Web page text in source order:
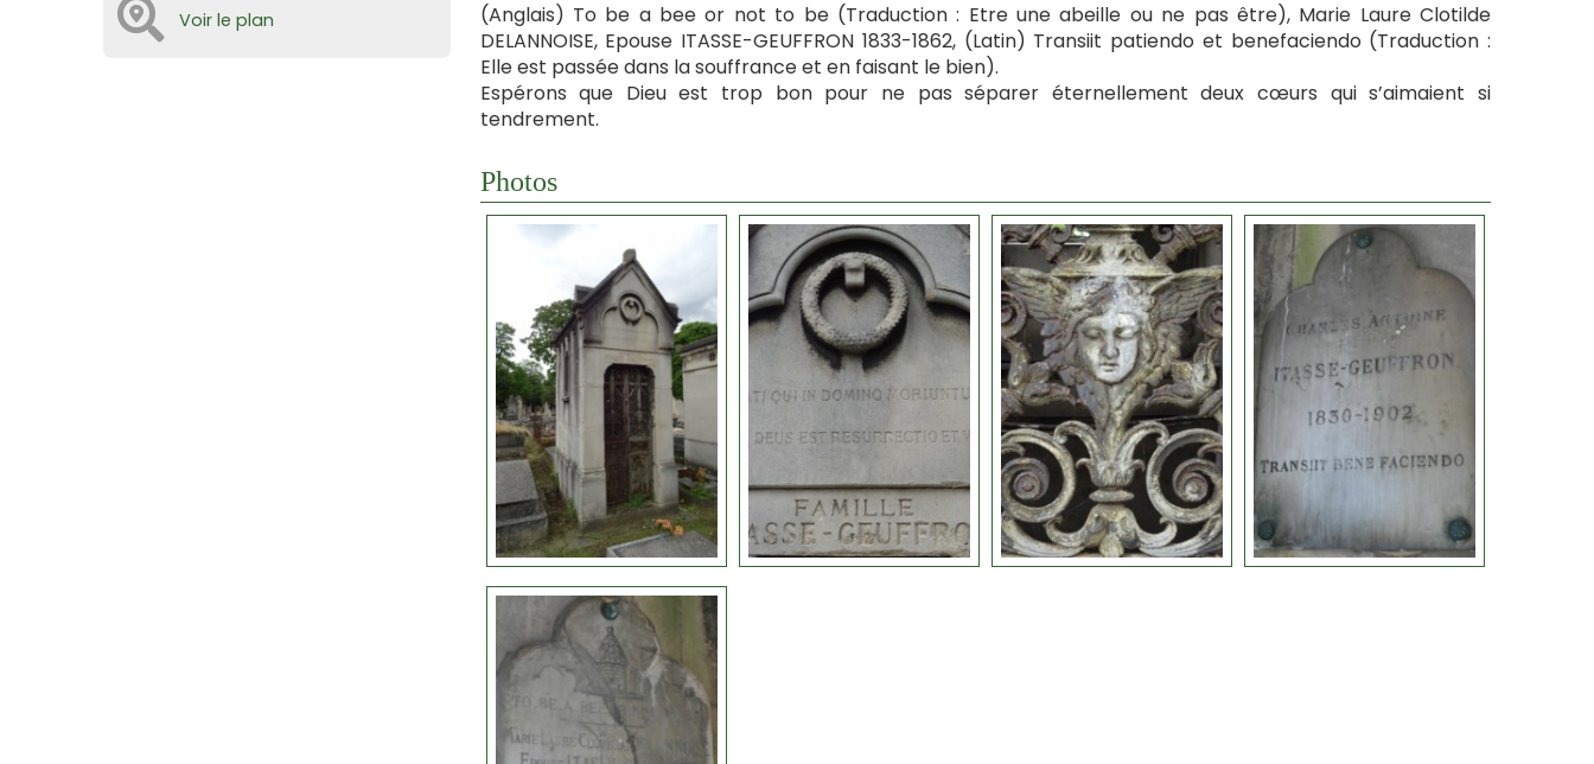
Voir le plan
(Anglais) To be a bee or not to be (Traduction : Etre une abeille ou ne pas être), Marie Laure Clotilde
DELANNOISE, Epouse ITASSE-GEUFFRON 1833-1862, (Latin) Transiit patiendo et benefaciendo (Traduction :
Elle est passée dans la souffrance et en faisant le bien).
Espérons que Dieu est trop bon pour ne pas séparer éternellement deux cœurs qui s’aimaient si
tendrement.
Photos